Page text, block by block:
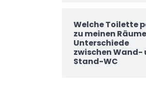
Welche Toilette
zu meinen
Unterschiede
zwischen Wand-
Stand-WC